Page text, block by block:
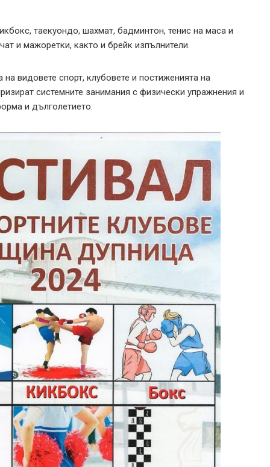
таекуондо, шахмат, бадминтон, тенис на маса и
и мажоретки, както и брейк изпълнители.
видовете спорт, клубовете и постиженията на
системните занимания с физически упражнения и
и дълголетието.